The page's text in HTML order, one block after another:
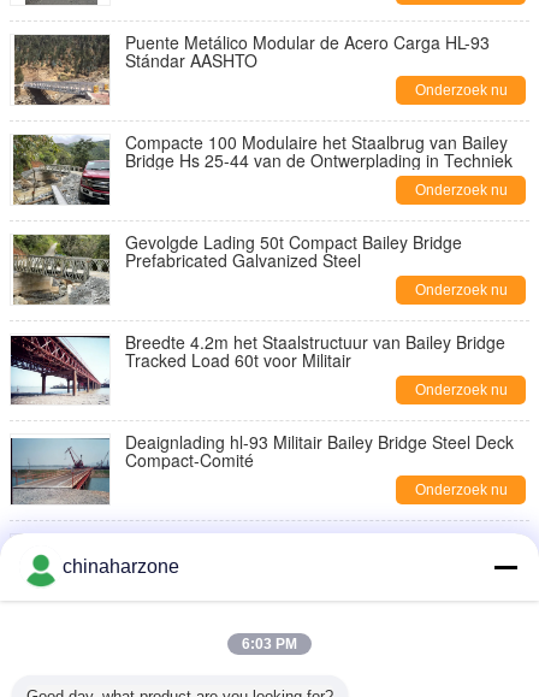
Puente Metálico Modular de Acero Carga HL-93
Stándar AASHTO
Onderzoek nu
Compacte 100 Modulaire het Staalbrug van Bailey
Bridge Hs 25-44 van de Ontwerplading in Techniek
Onderzoek nu
Gevolgde Lading 50t Compact Bailey Bridge
Prefabricated Galvanized Steel
Onderzoek nu
Breedte 4.2m het Staalstructuur van Bailey Bridge
Tracked Load 60t voor Militair
Onderzoek nu
Deaignlading hl-93 Militair Bailey Bridge Steel Deck
Compact-Comité
Onderzoek nu
Height 2.134m
Cb250 Geprefabriceerd Staal Bailey Suspension
Bridge Length 2587.6m
chinaharzone
6:03 PM